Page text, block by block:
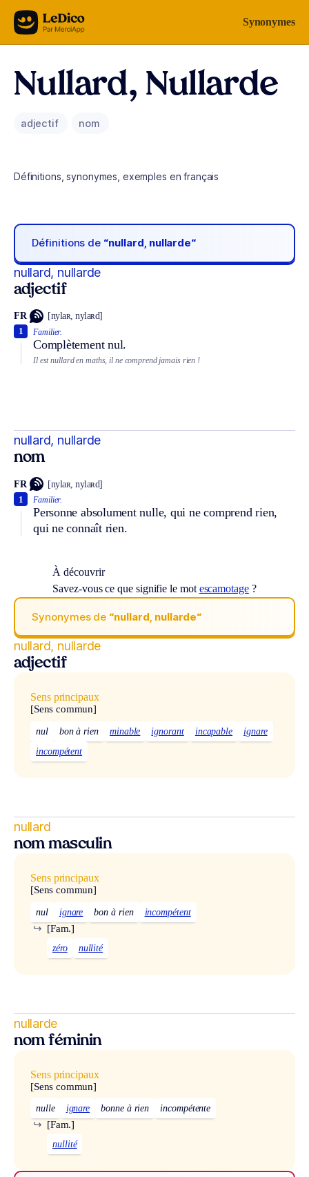
Aller au contenu Synonymes
Nullard, Nullarde
adjectif nom
Définitions, synonymes, exemples en français
Définitions de “nullard, nullarde“
nullard, nullarde
adjectif
FR [nylaʀ, nylaʀd]
Familier.
Complètement nul.
1
Il est nullard en maths, il ne comprend jamais rien !
nullard, nullarde
nom
FR [nylaʀ, nylaʀd]
Familier.
Personne absolument nulle, qui ne comprend rien,
qui ne connaît rien.
1
À découvrir
Savez-vous ce que signifie le mot escamotage?
Synonymes de “nullard, nullarde“
nullard, nullarde
adjectif
Sens principaux
[Sens commun]
nul bon à rien minable ignorant incapable
ignare
incompétent
nullard
nom masculin
Sens principaux
[Sens commun]
nul ignare bon à rien incompétent
[Fam.]
↪
zéro nullité
nullarde
nom féminin
Sens principaux
[Sens commun]
nulle ignare bonne à rien incompétente
[Fam.]
↪
nullité